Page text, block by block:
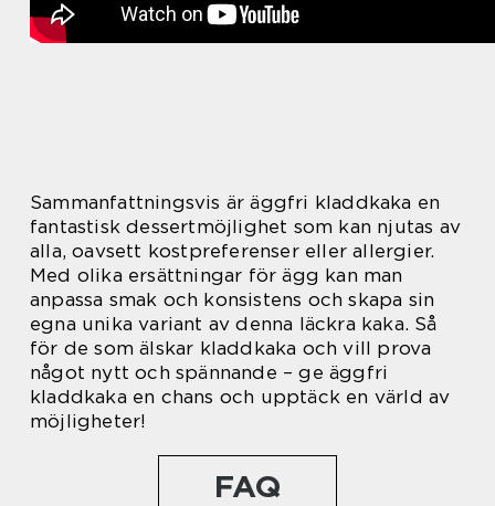
Sammanfattningsvis är äggfri kladdkaka en
fantastisk dessertmöjlighet som kan njutas av
alla, oavsett kostpreferenser eller allergier.
Med olika ersättningar för ägg kan man
anpassa smak och konsistens och skapa sin
egna unika variant av denna läckra kaka. Så
för de som älskar kladdkaka och vill prova
något nytt och spännande – ge äggfri
kladdkaka en chans och upptäck en värld av
möjligheter!
FAQ